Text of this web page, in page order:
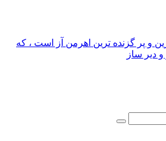
و پر گزنده ترین اهرمن آز است ، که
دیر ساز
جستجو